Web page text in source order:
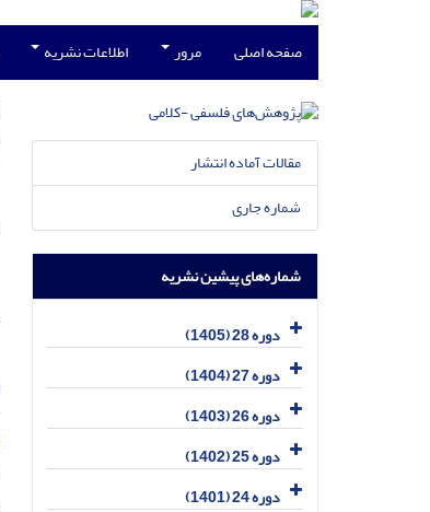
صفحه اصلی مرور اطلاعات نشریه
مقالات آماده انتشار
شماره جاری
شماره‌های پیشین نشریه
دوره 28 (1405)
دوره 27 (1404)
دوره 26 (1403)
دوره 25 (1402)
دوره 24 (1401)